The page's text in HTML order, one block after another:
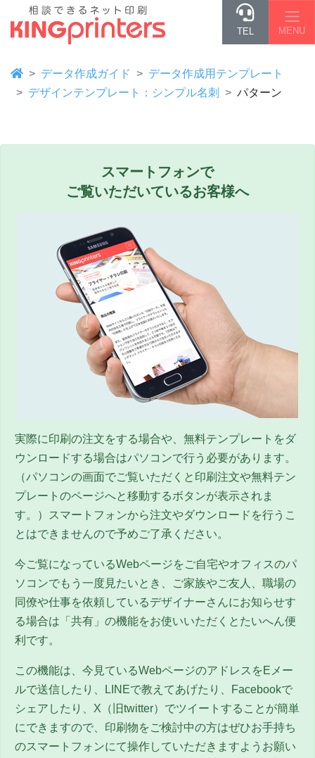
TEL MENU
データ作成ガイド
データ作成用テンプレート
デザインテンプレート：シンプル名刺
パターン
スマートフォンで
ご覧いただいているお客様へ
実際に印刷の注文をする場合や、無料テンプレートをダ
ウンロードする場合はパソコンで行う必要があります。
（パソコンの画面でご覧いただくと印刷注文や無料テン
プレートのページへと移動するボタンが表示されま
す。）スマートフォンから注文やダウンロードを行うこ
とはできませんので予めご了承ください。
今ご覧になっているWebページをご自宅やオフィスのパ
ソコンでもう一度見たいとき、ご家族やご友人、職場の
同僚や仕事を依頼しているデザイナーさんにお知らせす
る場合は「共有」の機能をお使いいただくとたいへん便
利です。
この機能は、今見ているWebページのアドレスをEメー
ルで送信したり、LINEで教えてあげたり、Facebookで
シェアしたり、 X（旧twitter） でツイートすることが簡単
にできますので、印刷物をご検討中の方はぜひお手持ち
のスマートフォンにて操作していただきますようお願い